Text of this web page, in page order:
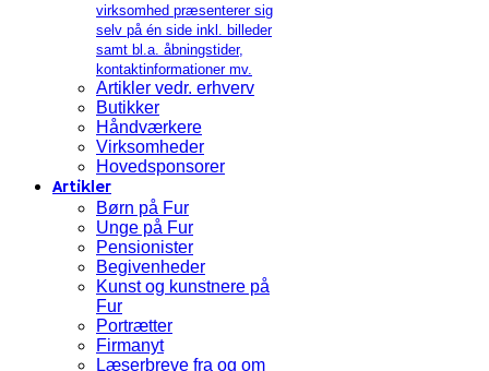
virksomhed præsenterer sig
selv på én side inkl. billeder
samt bl.a. åbningstider,
kontaktinformationer mv.
Artikler vedr. erhverv
Butikker
Håndværkere
Virksomheder
Hovedsponsorer
Artikler
Børn på Fur
Unge på Fur
Pensionister
Begivenheder
Kunst og kunstnere på
Fur
Portrætter
Firmanyt
Læserbreve fra og om